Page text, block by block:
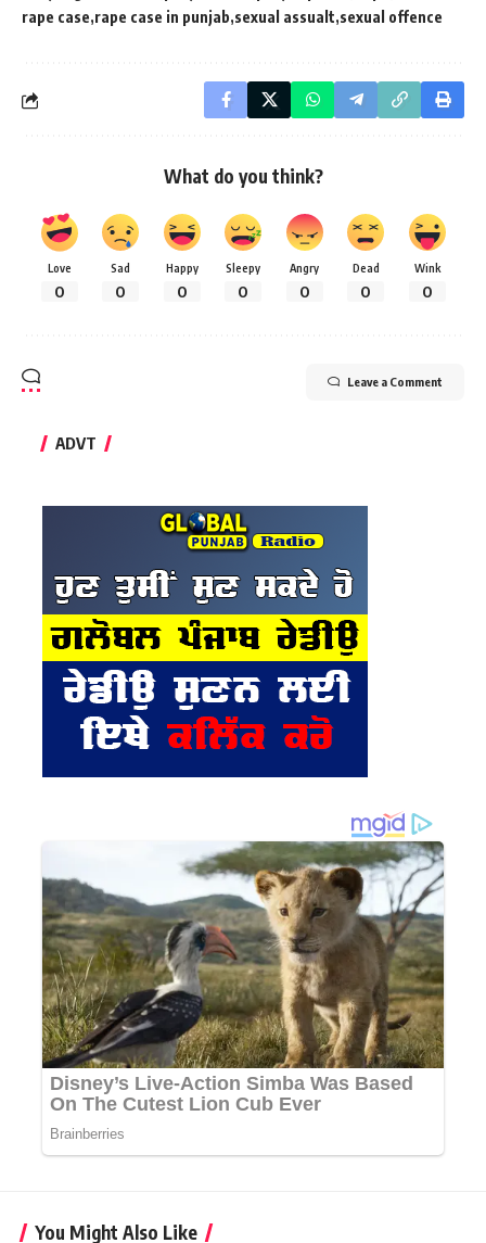
rape case rape case in punjab sexual assualt sexual offence
What do you think?
Love
0
Sad
0
Happy
0
Sleepy
0
Angry
0
Dead
0
Wink
0
Leave a Comment
ADVT
You Might Also Like